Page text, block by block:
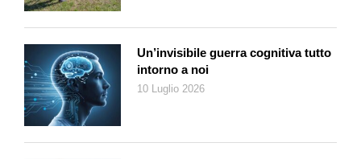
Un’invisibile guerra cognitiva tutto
intorno a noi
10 Luglio 2026